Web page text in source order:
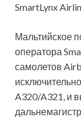
SmartLynx
Мальтийское
оператора
самолетов
A320/A321, и